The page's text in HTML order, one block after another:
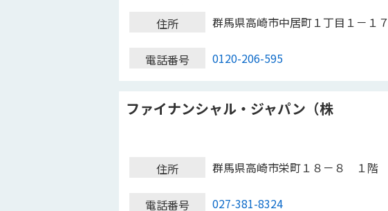
住所 群馬県高崎市中居町１丁目１－１７
電話番号 0120-206-595
ファイナンシャル・ジャパン（株
住所 群馬県高崎市栄町１８－８ １階
電話番号 027-381-8324